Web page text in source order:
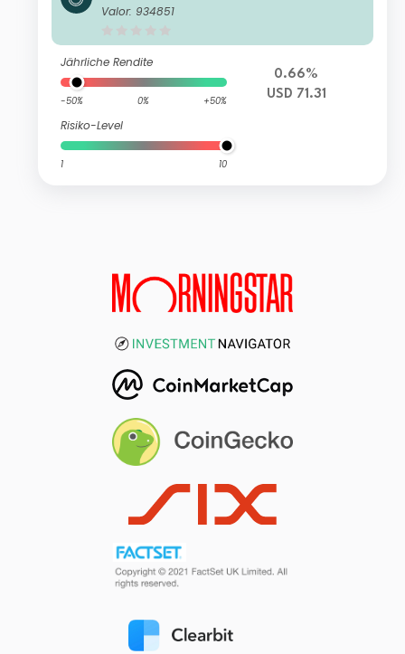
astern European Fund C EUR Acc
Valor: 934851
Jährliche Rendite
-50% 0% +50%
Risiko-Level
1 10
0.66%
USD 71.31